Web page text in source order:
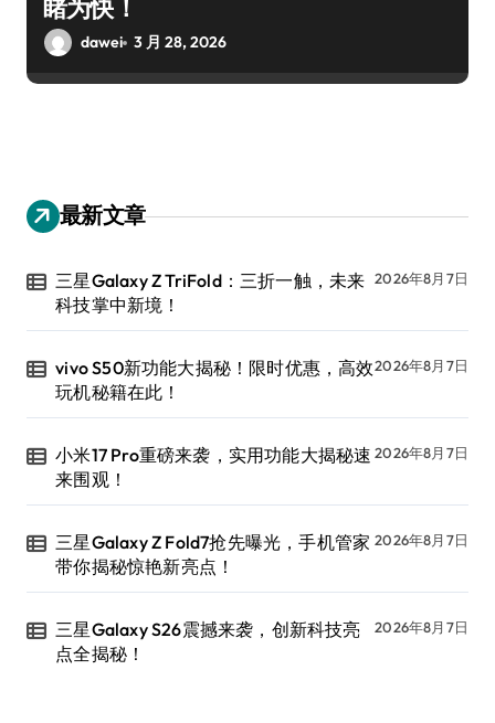
睹为快！
dawei 3 月 28, 2026
最新文章
三星Galaxy Z TriFold：三折一触，未来
科技掌中新境！
2026年8月7日
vivo S50新功能大揭秘！限时优惠，高效
玩机秘籍在此！
2026年8月7日
小米17 Pro重磅来袭，实用功能大揭秘速
来围观！
2026年8月7日
三星Galaxy Z Fold7抢先曝光，手机管家
带你揭秘惊艳新亮点！
2026年8月7日
三星Galaxy S26震撼来袭，创新科技亮
点全揭秘！
2026年8月7日